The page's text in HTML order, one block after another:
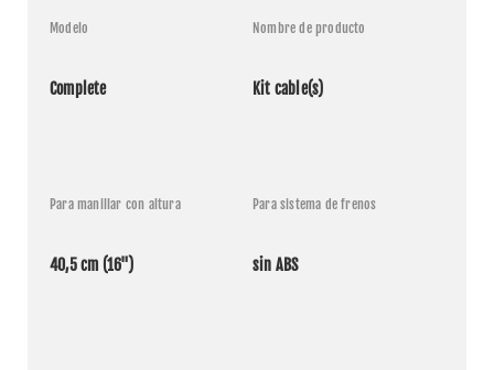
Aplicaciones (2 modelos
Modelo
Complete
Nombre de producto
Kit cable(s)
Para manillar con altura
40,5 cm (16")
Para sistema de frenos
sin ABS